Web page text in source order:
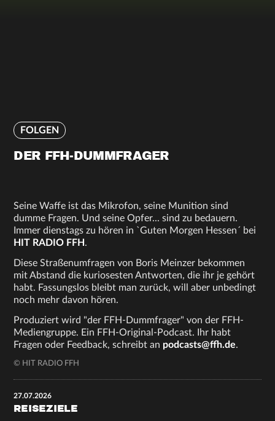
FOLGEN
DER FFH-DUMMFRAGER
Seine Waffe ist das Mikrofon, seine Munition sind
dumme Fragen. Und seine Opfer... sind zu bedauern.
Immer dienstags zu hören in `Guten Morgen Hessen´ bei
HIT RADIO FFH .
Diese Straßenumfragen von Boris Meinzer bekommen
mit Abstand die kuriosesten Antworten, die ihr je gehört
habt. Fassungslos bleibt man zurück, will aber unbedingt
noch mehr davon hören.
Produziert wird "der FFH-Dummfrager" von der FFH-
Mediengruppe. Ein FFH-Original-Podcast. Ihr habt
Fragen oder Feedback, schreibt an podcasts@ffh.de.
© HIT RADIO FFH
27.07.2026
REISEZIELE